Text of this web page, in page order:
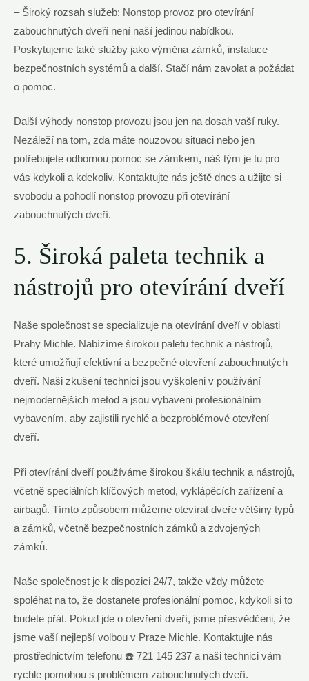
– Široký rozsah služeb: Nonstop provoz pro otevírání
zabouchnutých dveří není naší jedinou nabídkou.
Poskytujeme také služby jako výměna zámků, instalace
bezpečnostních systémů a další. Stačí nám zavolat a požádat
o pomoc.
Další výhody nonstop provozu jsou jen na dosah vaší ruky.
Nezáleží na tom, zda máte nouzovou situaci nebo jen
potřebujete odbornou pomoc se zámkem, náš tým je tu pro
vás kdykoli a kdekoliv. Kontaktujte nás ještě dnes a užijte si
svobodu a pohodlí nonstop provozu při otevírání
zabouchnutých dveří.
5. Široká paleta technik a
nástrojů pro otevírání dveří
Naše společnost se specializuje na otevírání dveří v oblasti
Prahy Michle. Nabízíme širokou paletu technik a nástrojů,
které umožňují efektivní a bezpečné otevření zabouchnutých
dveří. Naši zkušení technici jsou vyškoleni v používání
nejmodernějších metod a jsou vybaveni profesionálním
vybavením, aby zajistili rychlé a bezproblémové otevření
dveří.
Při otevírání dveří používáme širokou škálu technik a nástrojů,
včetně speciálních klíčových metod, vyklápěcích zařízení a
airbagů. Tímto způsobem můžeme otevírat dveře většiny typů
a zámků, včetně bezpečnostních zámků a zdvojených
zámků.
Naše společnost je k dispozici 24/7, takže vždy můžete
spoléhat na to, že dostanete profesionální pomoc, kdykoli si to
budete přát. Pokud jde o otevření dveří, jsme přesvědčeni, že
jsme vaší nejlepší volbou v Praze Michle. Kontaktujte nás
prostřednictvím telefonu ☎️ 721 145 237 a naši technici vám
rychle pomohou s problémem zabouchnutých dveří.